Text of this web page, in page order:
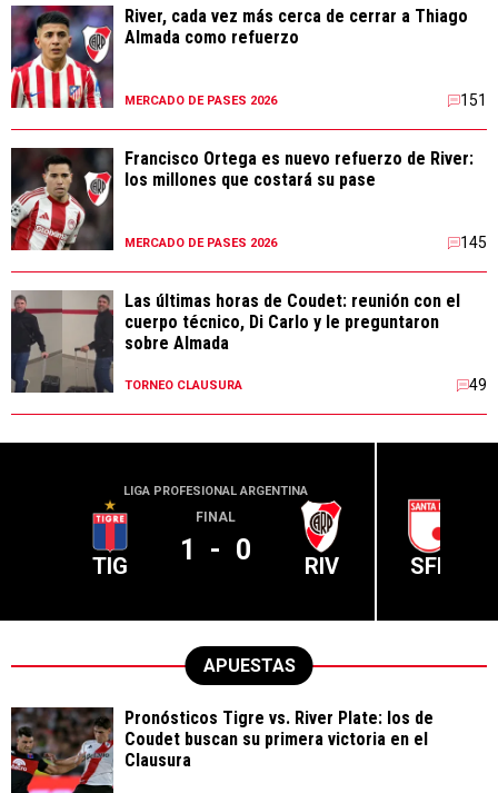
River, cada vez más cerca de cerrar a Thiago
Almada como refuerzo
MERCADO DE PASES 2026 151
Francisco Ortega es nuevo refuerzo de River:
los millones que costará su pase
MERCADO DE PASES 2026 145
Las últimas horas de Coudet: reunión con el
cuerpo técnico, Di Carlo y le preguntaron
sobre Almada
TORNEO CLAUSURA 49
LIGA PROFESIONAL ARGENTINA
TIG
FINAL
1 - 0 RIV SFE
APUESTAS
Pronósticos Tigre vs. River Plate: los de
Coudet buscan su primera victoria en el
Clausura